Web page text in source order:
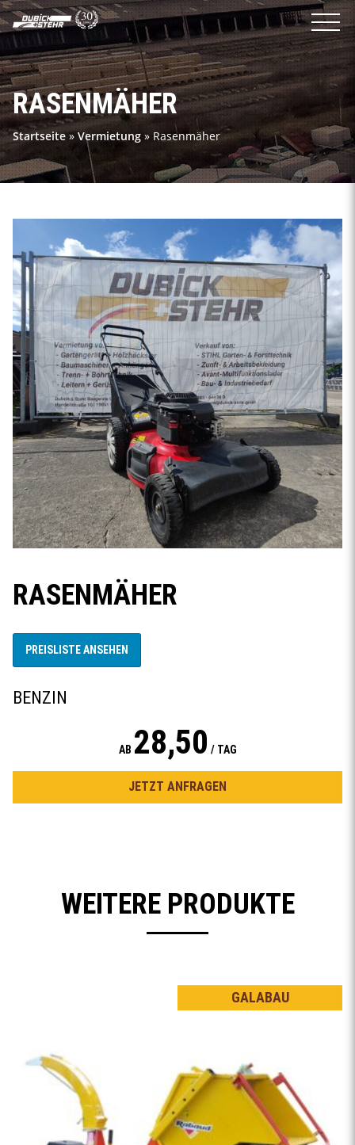
RASENMÄHER
Startseite» Vermietung » Rasenmäher
RASENMÄHER
PREISLISTE ANSEHEN
BENZIN
AB 28,50 / TAG
JETZT ANFRAGEN
WEITERE PRODUKTE
GALABAU